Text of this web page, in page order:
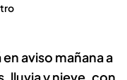
aviso mañana a